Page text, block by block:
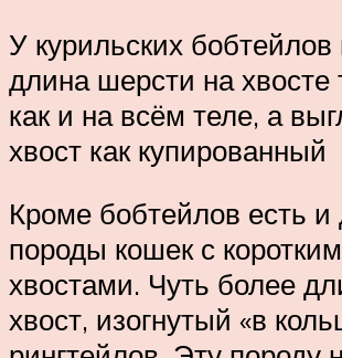
У курильских бобтейлов
длина шерсти на хвосте
как и на всём теле, а
хвост как купированный
Кроме бобтейлов есть и
породы кошек с
хвостами. Чуть более
хвост, изогнутый «в